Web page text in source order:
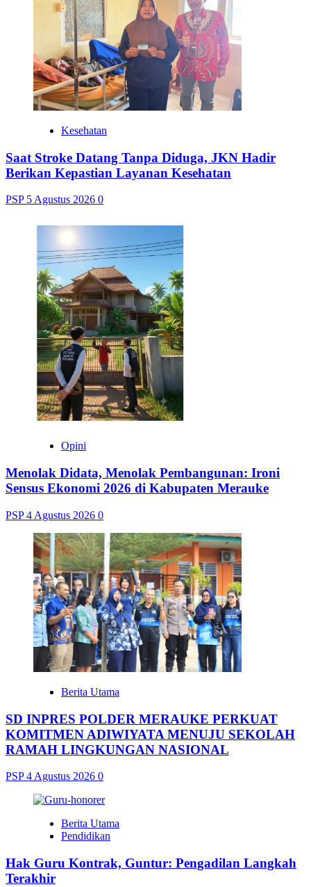
Kesehatan
Saat Stroke Datang Tanpa Diduga, JKN Hadir
Berikan Kepastian Layanan Kesehatan
PSP 5 Agustus 2026 0
Opini
Menolak Didata, Menolak Pembangunan: Ironi
Sensus Ekonomi 2026 di Kabupaten Merauke
PSP4 Agustus 2026 0
Berita Utama
SD INPRES POLDER MERAUKE PERKUAT
KOMITMEN ADIWIYATA MENUJU SEKOLAH
RAMAH LINGKUNGAN NASIONAL
PSP4 Agustus 2026 0
Berita Utama
Pendidikan
Hak Guru Kontrak, Guntur: Pengadilan Langkah
Terakhir